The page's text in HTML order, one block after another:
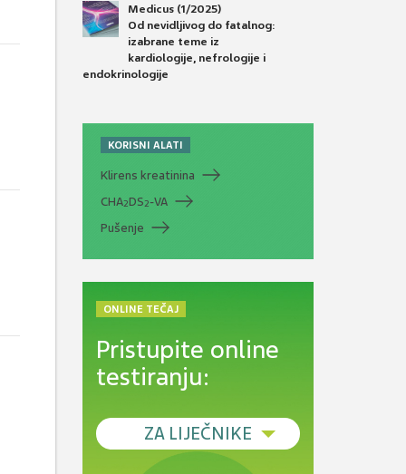
Medicus (1/2025)
Od nevidljivog do fatalnog:
izabrane teme iz
kardiologije, nefrologije i
endokrinologije
KORISNI ALATI
Klirens kreatinina
CHA2DS2-VA
Pušenje
ONLINE TEČAJ
Pristupite online
testiranju:
ZA LIJEČNIKE